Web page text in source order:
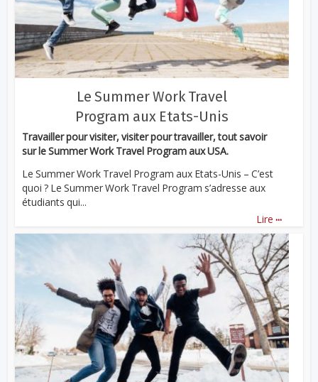
Le Summer Work Travel
Program aux Etats-Unis
Travailler pour visiter, visiter pour travailler, tout savoir
sur le Summer Work Travel Program aux USA.
Le Summer Work Travel Program aux Etats-Unis – C’est
quoi ? Le Summer Work Travel Program s’adresse aux
étudiants qui...
Lire ...